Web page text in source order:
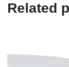
Related